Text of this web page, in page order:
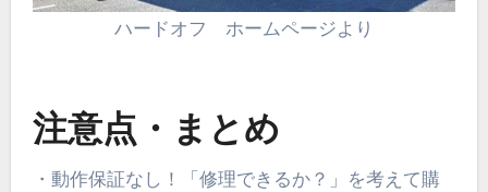
ハードオフ ホームページより
注意点・まとめ
・動作保証なし！「修理できるか？」を考えて購